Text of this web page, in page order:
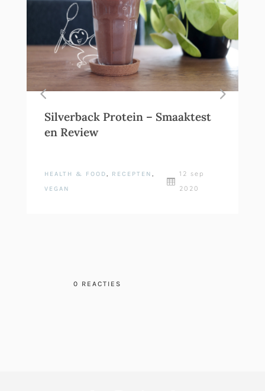
Silverback Protein – Smaaktest
en Review
HEALTH & FOOD, RECEPTEN ,
VEGAN

12 sep
2020
0 REACTIES